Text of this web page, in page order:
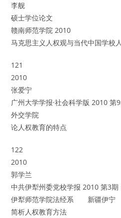
李舰
硕士学位论文
赣南师范学院 2010
马克思主义人权观与当代中国学校
121
2010
张爱宁
广州大学学报·社会科学版 2010
外交学院
论人权教育的特点
122
2010
郭学兰
中共伊犁州委党校学报 2010 第3
伊犁师范学院法经系 新疆伊宁
简析人权教育方法